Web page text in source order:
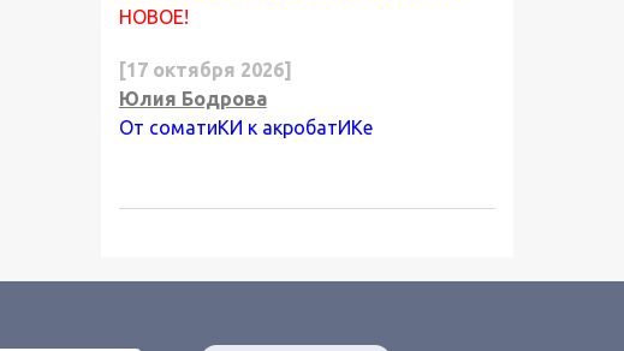
НОВОЕ!
[17 октября 2026]
Юлия Бодрова
От соматиКИ к акробатИКе